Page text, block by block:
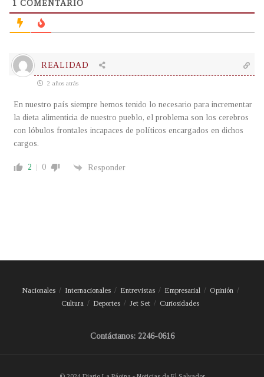
1 COMENTARIO
REALIDAD
2 años atrás
En nuestro país siempre hemos tenido lo necesario para incrementar
la dieta alimenticia de nuestro pueblo, el problema son los cerebros
con lóbulos frontales incapaces de políticos encargados en dichos
cargos.
2 0 Responder
Nacionales Internacionales Entrevistas Empresarial
Opinión
Cultura
Deportes Jet Set Curiosidades
Contáctanos: 2246-0616